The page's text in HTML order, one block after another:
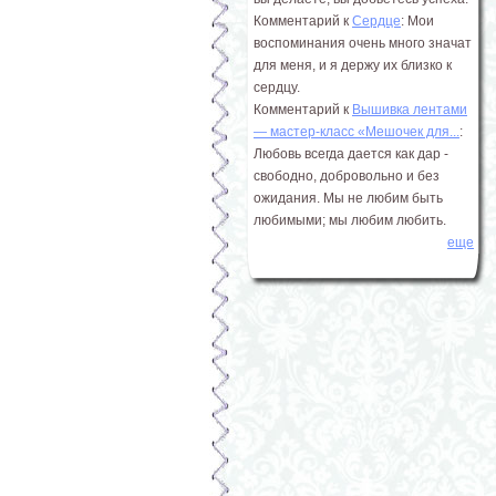
Комментарий к Сердце: Мои
воспоминания очень много значат
для меня, и я держу их близко к
сердцу.
Комментарий к Вышивка лентами
― мастер-класс «Мешочек для...:
Любовь всегда дается как дар -
свободно, добровольно и без
ожидания. Мы не любим быть
любимыми; мы любим любить.
еще